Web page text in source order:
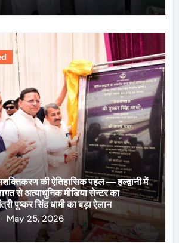
की ऐतिहासिक पहल — हल्द्वानी में
से अत्याधुनिक मीडिया सेन्टर का
पुष्कर सिंह धामी का बड़ा ऐलान
May 25, 2026